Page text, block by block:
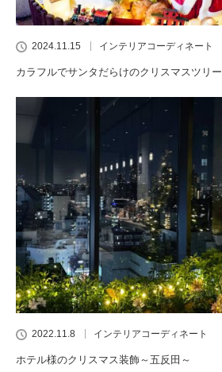
2024.11.15 インテリアコーディネート
カラフルでサンタだらけのクリスマスツリー
2022.11.8 インテリアコーディネート
ホテル様のクリスマス装飾～五反田～